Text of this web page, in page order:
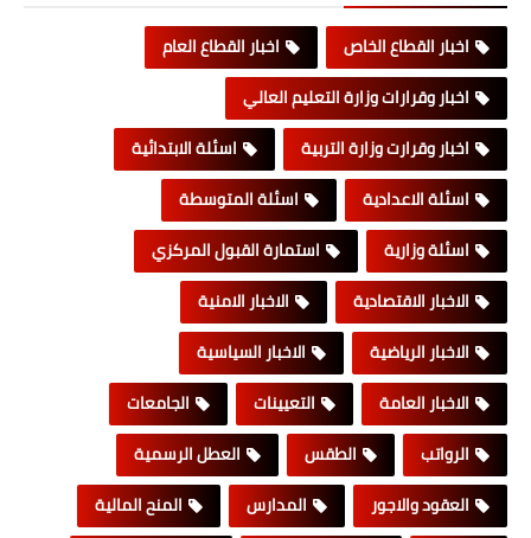
اخبار القطاع الخاص
اخبار القطاع العام
اخبار وقرارات وزارة التعليم العالي
اخبار وقرارت وزارة التربية
اسئلة الابتدائية
اسئلة الاعدادية
اسئلة المتوسطة
اسئلة وزارية
استمارة القبول المركزي
الاخبار الاقتصادية
الاخبار الامنية
الاخبار الرياضية
الاخبار السياسية
الاخبار العامة
التعيينات
الجامعات
الرواتب
الطقس
العطل الرسمية
العقود والاجور
المدارس
المنح المالية